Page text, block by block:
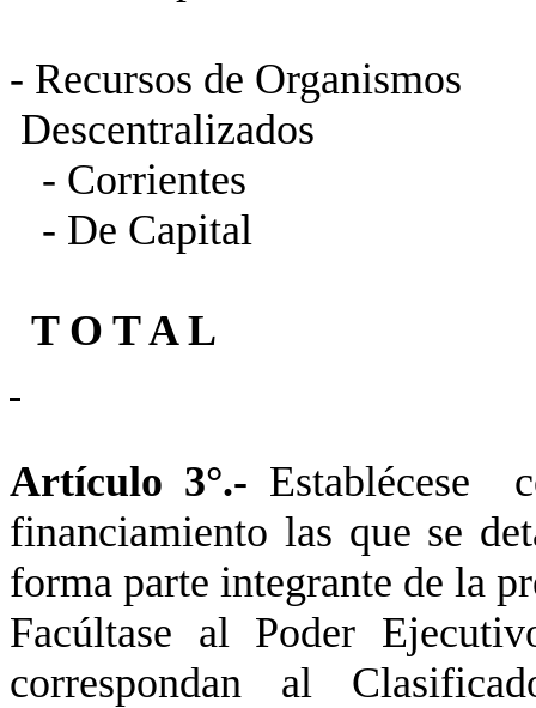
- Recursos de Organismos
- Corrientes
- De Capital
T O
Artículo 3°.- Establécese
financiamiento las que se
forma parte integrante de la
Facúltase al Poder
correspondan al